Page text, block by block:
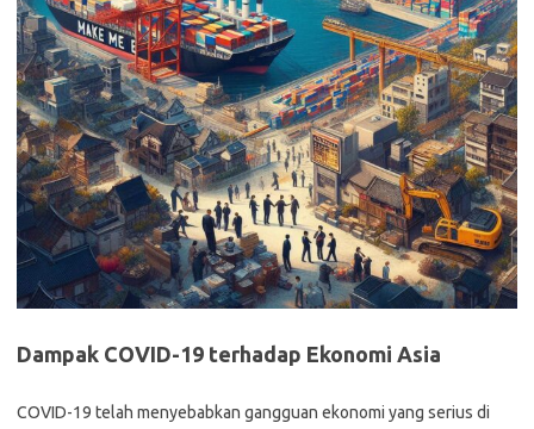
Dampak COVID-19 terhadap Ekonomi Asia
COVID-19 telah menyebabkan gangguan ekonomi yang serius di